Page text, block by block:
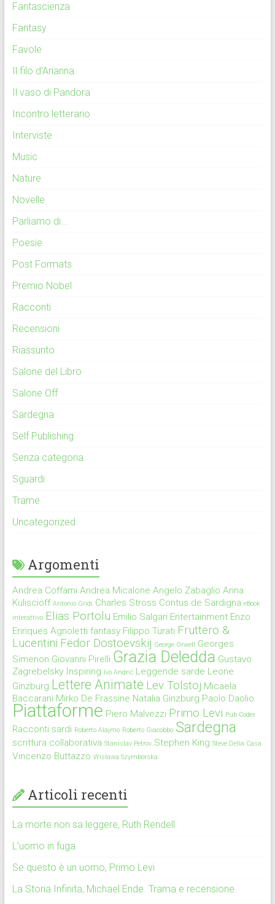
Fantascienza
Fantasy
Favole
Il filo d'Arianna
Il vaso di Pandora
Incontro letterario
Interviste
Music
Nature
Novelle
Parliamo di…
Poesie
Post Formats
Premio Nobel
Racconti
Recensioni
Riassunto
Salone del Libro
Salone Off
Sardegna
Self Publishing
Senza categoria
Sguardi
Trame
Uncategorized
Argomenti
Andrea Coffami Andrea Micalone Angelo Zabaglio Anna
Kuliscioff Antonio Gridi Charles Stross Contus de Sardigna eBook
interattivo Elias Portolu Emilio Salgari Entertainment Enzo
Enriques Agnoletti fantasy Filippo Turati Fruttero &
Lucentini Fëdor Dostoevskij George Orwell
Georges
Simenon Giovanni Pirelli Grazia Deledda Gustavo
Zagrebelsky Inspiring Ivo Andrić Leggende sarde Leone
Ginzburg Lettere Animate Lev Tolstoj Micaela
Baccarani Mirko De Frassine Natalia Ginzburg Paolo Daolio
Piattaforme Piero Malvezzi Primo Levi Pub Coder
Racconti sardi Roberto Alajmo Roberto Giacobbo Sardegna
scrittura collaborativa Stanislav Petrov Stephen King Steve Della Casa
Vincenzo Buttazzo Wisława Szymborska
Articoli recenti
La morte non sa leggere, Ruth Rendell
L’uomo in fuga
Se questo è un uomo, Primo Levi
La Storia Infinita, Michael Ende. Trama e recensione